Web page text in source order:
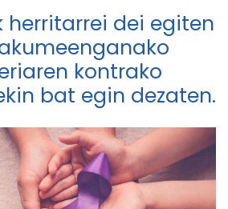
herritarrei dei egiten
kontrako
bat egin dezaten.